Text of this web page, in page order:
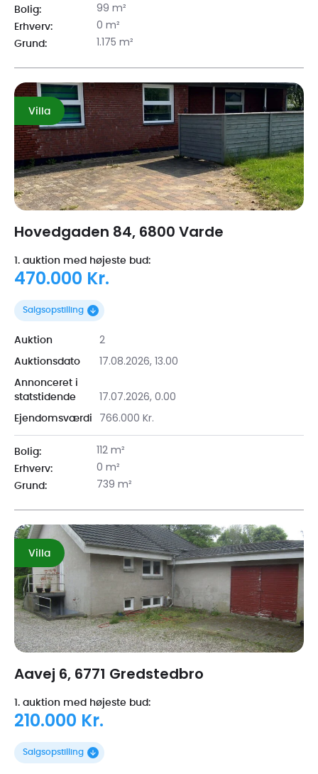
Bolig: 99 m²
Erhverv: 0 m²
Grund: 1.175 m²
Villa
Hovedgaden 84, 6800 Varde
1. auktion med højeste bud:
470.000 Kr.
Salgsopstilling
Auktion 2
Auktionsdato 17.08.2026, 13.00
Annonceret i
statstidende
17.07.2026, 0.00
Ejendomsværdi 766.000 Kr.
Bolig: 112 m²
Erhverv: 0 m²
Grund: 739 m²
Villa
Aavej 6, 6771 Gredstedbro
1. auktion med højeste bud:
210.000 Kr.
Salgsopstilling